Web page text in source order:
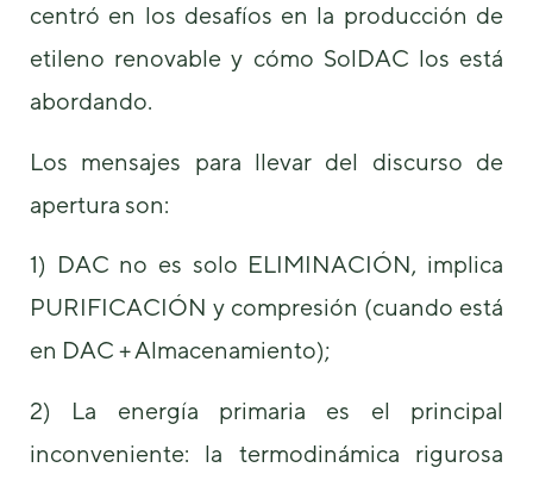
centró en los desafíos en la producción de
etileno renovable y cómo SolDAC los está
abordando.
Los mensajes para llevar del discurso de
apertura son:
1) DAC no es solo ELIMINACIÓN, implica
PURIFICACIÓN y compresión (cuando está
en DAC + Almacenamiento);
2) La energía primaria es el principal
inconveniente: la termodinámica rigurosa
Marketing
Al compartir tus
nuestro sitio,
aumentas la
personalizados.